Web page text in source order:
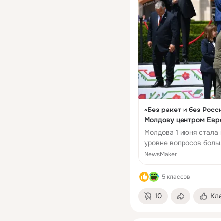
«Без ракет и без
Молдову центром
Молдова 1 июня
уровне вопросов
Саммит Европейского
NewsMaker
5 классов
10